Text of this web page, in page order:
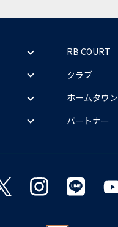
RB COURT
クラブ
ホームタウン
パートナー